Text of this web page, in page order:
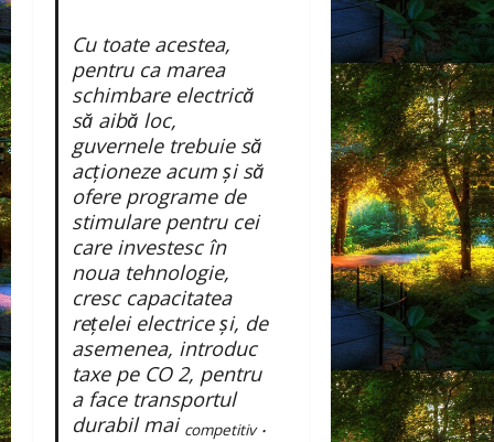
Cu toate acestea,
pentru ca marea
schimbare electrică
să aibă loc,
guvernele trebuie să
acționeze acum și să
ofere programe de
stimulare pentru cei
care investesc în
noua tehnologie,
cresc capacitatea
rețelei electrice și, de
asemenea, introduc
taxe pe CO 2, pentru
a face transportul
durabil mai competitiv.